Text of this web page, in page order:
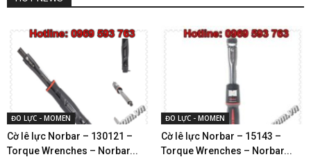
ĐO LỰC - MOMEN
Cờ lê lực Norbar – 130121 –
Torque Wrenches – Norbar...
ĐO LỰC - MOMEN
Cờ lê lực Norbar – 15143 –
Torque Wrenches – Norbar...